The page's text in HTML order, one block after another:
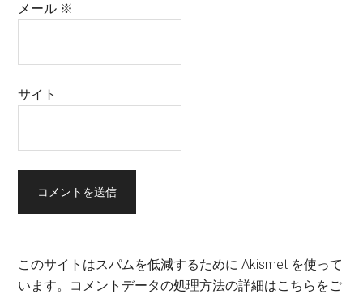
メール ※
サイト
このサイトはスパムを低減するために Akismet を使って
います。 コメントデータの処理方法の詳細はこちらをご